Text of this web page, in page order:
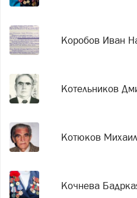
Коробов Иван
Котельников
Котюков
Кочнева